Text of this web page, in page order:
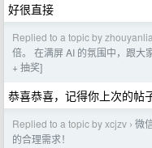
好很直接
Replied to a topic by
倍。 在满屏 AI 的氛围中，跟大
+ 抽奖]
恭喜恭喜，记得你上次的帖
Replied to a topic by xcjzv › 微
的合理需求！